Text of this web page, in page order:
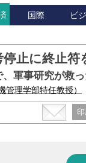
国際 ビ
止に終止符
軍事研究が救
管理学部特任教授）